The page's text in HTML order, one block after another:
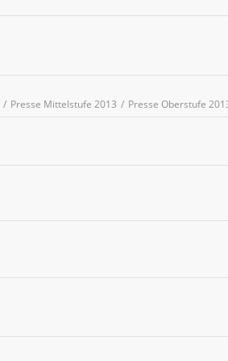
/ Presse Mittelstufe 2013 / Presse Oberstufe